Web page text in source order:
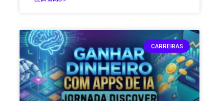
CARREIRAS